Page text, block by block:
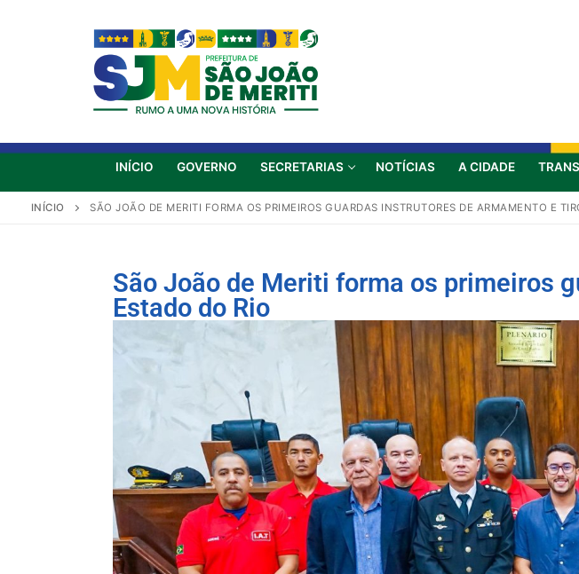
INÍCIO GOVERNO SECRETARIAS NOTÍCIAS A CIDADE
INÍCIO SÃO JOÃO DE MERITI FORMA OS PRIMEIROS GUARDAS INSTRUTORES DE ARMAMENTO E
São João de Meriti forma os primeiros
Estado do Rio